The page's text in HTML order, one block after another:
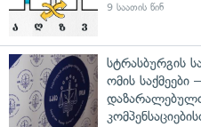
9 საათის წინ
სტრასბურგის
ომის